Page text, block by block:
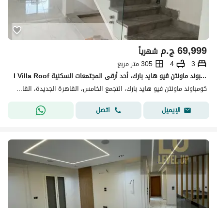
ج.م69,999 شهرياً
3
4
305 متر مربع
I Villa Roof للإيجار في ماونتن ڤيو هايد بارك – القاهرة الجديدة فرصة مميزة للإيجار داخل كمبوند ماونتن ڤيو هايد بارك، أحد أرقى المجتمعات السكنية
كومباوند ماونتن فيو هايد بارك، التجمع الخامس، القاهرة الجديدة، القاهرة
الإيميل
اتصل